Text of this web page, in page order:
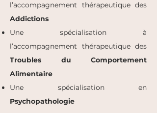
l’accompagnement thérapeutique des
Addictions
Une spécialisation à
l’accompagnement thérapeutique des
Troubles du Comportement
Alimentaire
Une spécialisation en
Psychopathologie